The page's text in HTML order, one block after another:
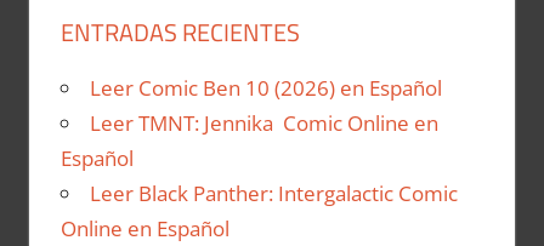
ENTRADAS RECIENTES
Leer Comic Ben 10 (2026) en Español
Leer TMNT: Jennika Comic Online en
Español
Leer Black Panther: Intergalactic Comic
Online en Español